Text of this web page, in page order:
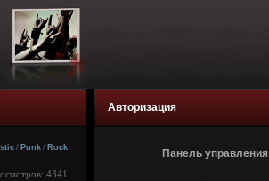
/ Punk / Rock
4341
Авторизация
Панель управления